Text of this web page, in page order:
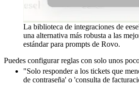
La biblioteca de integraciones de
una alternativa más robusta a las
estándar para prompts de Rovo.
Puedes configurar reglas con solo unos
"Solo responder a los tickets que
de contraseña' o 'consulta de